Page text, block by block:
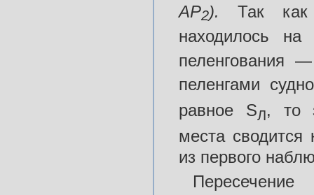
АР2). Так как
находилось
пеленгования
пеленгами
равное SЛ, то
места сводится
из первого